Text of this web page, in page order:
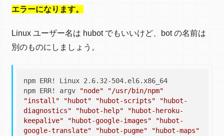
エラーになります。
Linux ユーザー名は hubot でもいいけど、bot の名前は
別のものにしましょう。
npm ERR! Linux 2.6.32-504.el6.x86_64
npm ERR! argv
"node"
"/usr/bin/npm"
"install"
"hubot" "hubot-scripts"
"hubot-
diagnostics"
"hubot-help"
"hubot-heroku-
keepalive"
"hubot-google-images"
"hubot-
google-translate"
"hubot-pugme"
"hubot-maps"